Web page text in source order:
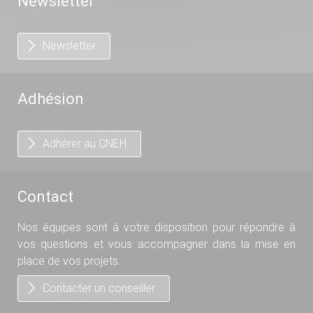
Newsletter
Adhésion
Adhérer au CNEH
Contact
Nos équipes sont à votre disposition pour répondre à
vos questions et vous accompagner dans la mise en
place de vos projets.
Contacter un conseiller